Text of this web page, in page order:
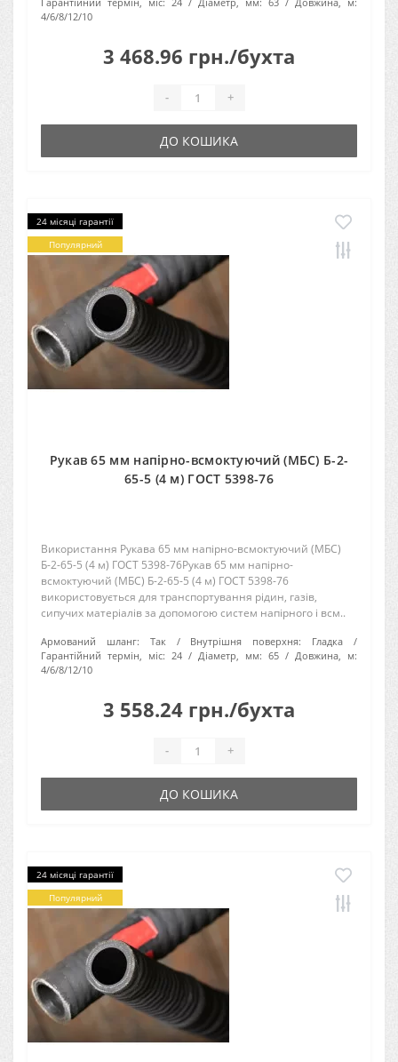
4/6/8/12/10
3 468.96 грн./бухта
- +
ДО КОШИКА
24 місяці гарантії
Популярний
Рукав 65 мм напірно-всмоктуючий (МБС) Б-2-
65-5 (4 м) ГОСТ 5398-76
Використання Рукава 65 мм напірно-всмоктуючий (МБС)
Б-2-65-5 (4 м) ГОСТ 5398-76Рукав 65 мм напірно-
всмоктуючий (МБС) Б-2-65-5 (4 м) ГОСТ 5398-76
використовується для транспортування рідин, газів,
сипучих матеріалів за допомогою систем напірного і всм..
Армований шланг: Так Внутрішня поверхня:
Гладка
Гарантійний термін, міс: 24 Діаметр, мм: 65
Довжина, м:
4/6/8/12/10
3 558.24 грн./бухта
- +
ДО КОШИКА
24 місяці гарантії
Популярний